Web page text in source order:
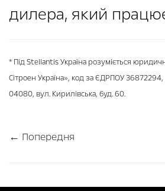
дилера, який
* Під Stellantis Україна розуміється
Сітроен Україна», код за ЄДРПОУ
04080, вул. Кирилівська, буд. 60.
← Попередня